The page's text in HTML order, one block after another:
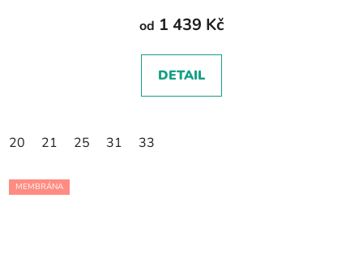
od 1 439 Kč
DETAIL
20 21 25 31 33
MEMBRÁNA